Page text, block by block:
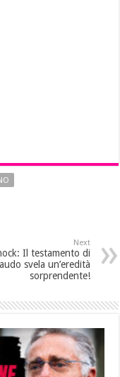
Next
Il testamento di
svela un’eredità
sorprendente!